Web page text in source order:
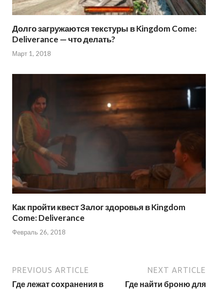
Долго загружаются текстуры в Kingdom Come:
Deliverance — что делать?
Март 1, 2018
Как пройти квест Залог здоровья в Kingdom
Come: Deliverance
Февраль 26, 2018
PREVIOUS ARTICLE
Где лежат сохранения в
NEXT ARTICLE
Где найти броню для